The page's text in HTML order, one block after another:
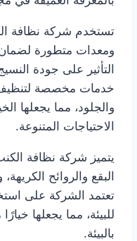
تستخدم شركة نظافة
ومعدات متطورة
التأثير على جودة
خدمات مخصصة
والجلود، مما يجعلها
الاحتياجات المتنوعة.
يتميز شركة نظافة
البقع والروائح
تعتمد الشركة على
للبيئة، مما يجعلها
بالبيئة.